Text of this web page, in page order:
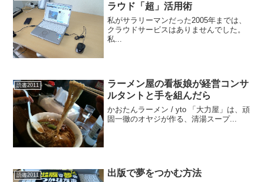
ラウド「超」活用術
私がサラリーマンだった2005年までは、
クラウドサービスはありませんでした。
私...
読書2011
ラーメン屋の看板娘が経営コンサ
ルタントと手を組んだら
かおたんラーメン / yto 「大力屋」は、頑
固一徹のオヤジが作る、清湯スープ...
読書2011 出版で夢をつかむ方法